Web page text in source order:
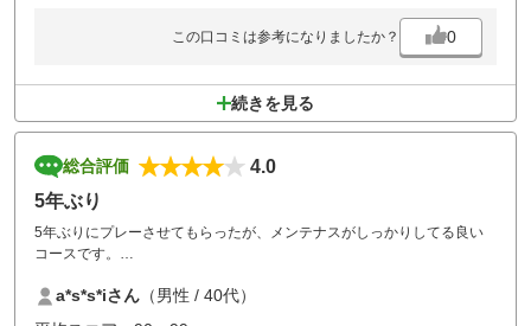
この口コミは参考になりましたか？ 0
続きを見る
総合評価
4.0
5年ぶり
5年ぶりにプレーさせてもらったが、メンテナスがしっかりしてる良い
コースです。
ると、カートで探しにいってくれました。
グリーンはまだエアレーションの影響があったが、それよりピッチマー
a*s*s*iさん （男性 / 40代）